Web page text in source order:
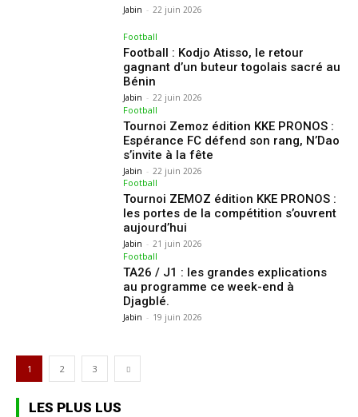
Jabin - 22 juin 2026
Football
Football : Kodjo Atisso, le retour
gagnant d’un buteur togolais sacré au
Bénin
Jabin - 22 juin 2026
Football
Tournoi Zemoz édition KKE PRONOS :
Espérance FC défend son rang, N’Dao
s’invite à la fête
Jabin - 22 juin 2026
Football
Tournoi ZEMOZ édition KKE PRONOS :
les portes de la compétition s’ouvrent
aujourd’hui
Jabin - 21 juin 2026
Football
TA26 / J1 : les grandes explications
au programme ce week-end à
Djagblé.
Jabin - 19 juin 2026
1 2 3
LES PLUS LUS